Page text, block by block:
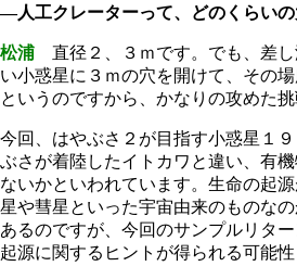
―人工クレーターって、どのくらいの
松浦 直径２、３ｍです。でも、差
い小惑星に３ｍの穴を開けて、その
というのですから、かなりの攻めた挑
今回、はやぶさ２が目指す小惑星１
ぶさが着陸したイトカワと違い、有
ないかといわれています。生命の起
星や彗星といった宇宙由来のものな
あるのですが、今回のサンプルリタ
起源に関するヒントが得られる可能性